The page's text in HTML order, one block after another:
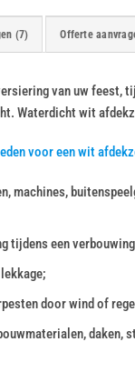
(7) Offerte
van uw feest,
Waterdicht wit
voor een wit
machines,
tijdens een
door wind of
daken,